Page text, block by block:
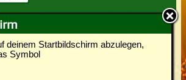
deinem Startbildschirm abzulegen,
Symbol